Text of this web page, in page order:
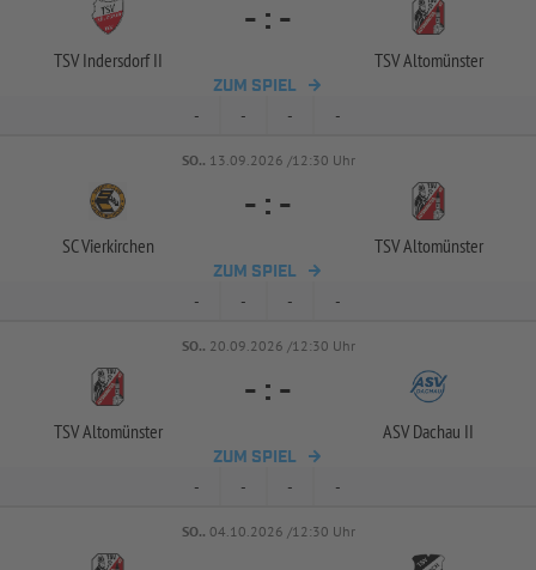
TSV Indersdorf II
- : -
TSV Altomünster
ZUM SPIEL
- - - -
SO.. 13.09.2026 /12:30 Uhr
SC Vierkirchen
- : -
TSV Altomünster
ZUM SPIEL
- - - -
SO.. 20.09.2026 /12:30 Uhr
TSV Altomünster
- : -
ASV Dachau II
ZUM SPIEL
- - - -
SO.. 04.10.2026 /12:30 Uhr